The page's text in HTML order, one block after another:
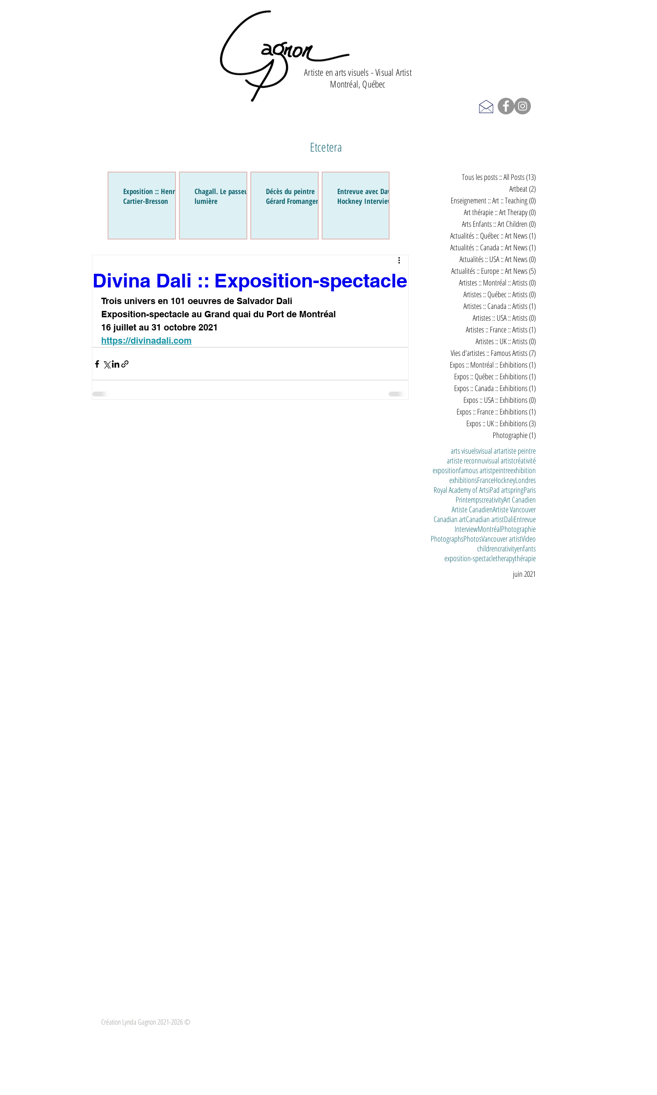
Artiste en arts visuels - Visual Artist
Montréal, Québec
Etcetera
Exposition :: Henri
Cartier-Bresson
Chagall. Le passeur de
lumière
Décès du peintre
Gérard Fromanger
Entrevue avec David
Hockney Interview
Divina Dali :: Exposition-spectacle
Trois univers en 101 oeuvres de Salvador Dali
Exposition-spectacle au Grand quai du Port de Montréal
16 juillet au 31 octobre 2021
https://divinadali.com
Tous les posts :: All Posts(13)
Artbeat(2)
Enseignement :: Art :: Teaching(0)
Art thérapie :: Art Therapy(0)
Arts Enfants :: Art Children(0)
Actualités :: Québec :: Art News(1)
Actualités :: Canada :: Art News(1)
Actualités :: USA :: Art News(0)
Actualités :: Europe :: Art News(5)
Artistes :: Montréal :: Artists(0)
Artistes :: Québec :: Artists(0)
Artistes :: Canada :: Artists(1)
Artistes :: USA :: Artists(0)
Artistes :: France :: Artists(1)
Artistes :: UK :: Artists(0)
Vies d'artistes :: Famous Artists(7)
Expos :: Montréal :: Exhibitions(1)
Expos :: Québec :: Exhibitions(1)
Expos :: Canada :: Exhibitions(1)
Expos :: USA :: Exhibitions(0)
Expos :: France :: Exhibitions(1)
Expos :: UK :: Exhibitions(3)
Photographie(1)
arts visuelsvisual artartiste peintre
artiste reconnuvisual artistcréativité
expositionfamous artistpeintreexhibition
exhibitionsFranceHockneyLondres
Royal Academy of ArtsiPad artspringParis
PrintempscreativityArt Canadien
Artiste CanadienArtiste Vancouver
Canadian artCanadian artistDaliEntrevue
InterviewMontréalPhotographie
PhotographsPhotosVancouver artistVideo
childrencrativityenfants
exposition-spectacletherapythérapie
juin 2021
Création Lynda Gagnon 2021-2026 ©